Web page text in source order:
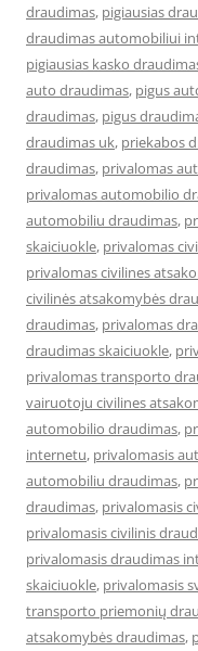
draudimas, pigiausias
draudimas automobiliui
pigiausias kasko
auto draudimas, pigus
draudimas, pigus
draudimas uk, priekabos
draudimas, privalomas
privalomas automobilio
automobiliu draudimas,
skaiciuokle, privalomas
privalomas civilines
civilinės atsakomybės
draudimas, privalomas
draudimas skaiciuokle,
privalomas transporto
vairuotoju civilines
automobilio draudimas,
internetu, privalomasis
automobiliu draudimas,
draudimas, privalomasis
privalomasis civilinis
privalomasis draudimas
skaiciuokle, privalomasis
transporto priemonių
atsakomybės draudimas,